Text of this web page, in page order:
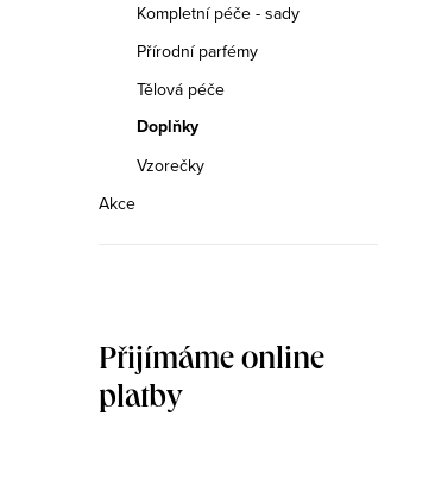
l
Kompletní péče - sady
Přírodní parfémy
Tělová péče
Doplňky
Vzorečky
Akce
Přijímáme online
platby